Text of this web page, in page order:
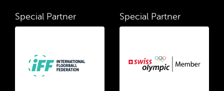
Special Partner Special Partner